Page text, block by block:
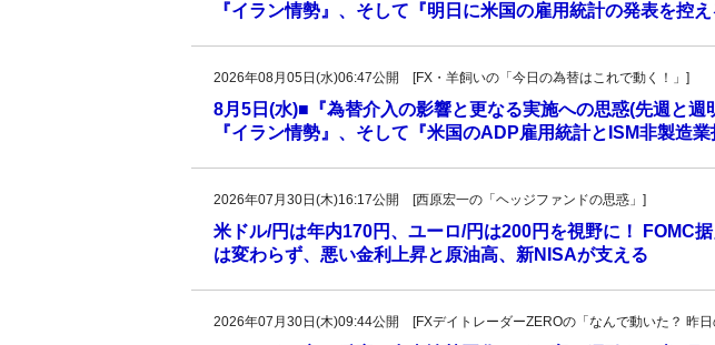
『イラン情勢』、そして『明日に米国の雇用統計の発表を控
2026年08月05日(水)06:47公開 [FX・羊飼いの「今日の為替はこれで動く！」]
8月5日(水)■『為替介入の影響と更なる実施への思惑(先週と週
『イラン情勢』、そして『米国のADP雇用統計とISM非製造
2026年07月30日(木)16:17公開 [西原宏一の「ヘッジファンドの思惑」]
米ドル/円は年内170円、ユーロ/円は200円を視野に！ FOMC
は変わらず、悪い金利上昇と原油高、新NISAが支える
2026年07月30日(木)09:44公開 [FXデイトレーダーZEROの「なんで動いた？ 昨日